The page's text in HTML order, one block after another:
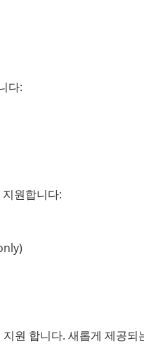
다:
원합니다:
원 합니다. 새롭게 제공되